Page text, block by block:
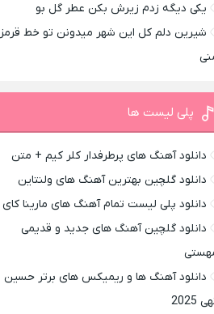
یکی دیگه زدم زیرش بکن عطر گل بو
شیرین دلم کل این شهر میدونن تو خط قرمز
پلی لیست ها
دانلود آهنگ های پرطرفدار کلر کیم + متن
دانلود گلچین بهترین آهنگ های ولنتاین
دانلود پلی لیست تمام آهنگ های مارینا کای
دانلود گلچین آهنگ های جدید و قدیمی
دانلود آهنگ ها و ریمیکس های برتر حسین
2025